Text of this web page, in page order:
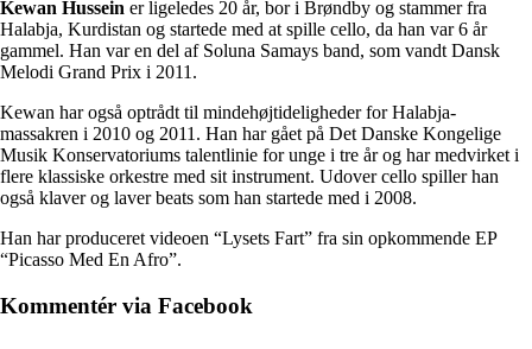
Kewan Hussein er ligeledes 20 år, bor i Brøndby og stammer fra
Halabja, Kurdistan og startede med at spille cello, da han var 6 år
gammel. Han var en del af Soluna Samays band, som vandt Dansk
Melodi Grand Prix i 2011.
Kewan har også optrådt til mindehøjtideligheder for Halabja-
massakren i 2010 og 2011. Han har gået på Det Danske Kongelige
Musik Konservatoriums talentlinie for unge i tre år og har medvirket i
flere klassiske orkestre med sit instrument. Udover cello spiller han
også klaver og laver beats som han startede med i 2008.
Han har produceret videoen “Lysets Fart” fra sin opkommende EP
“Picasso Med En Afro”.
Kommentér via Facebook